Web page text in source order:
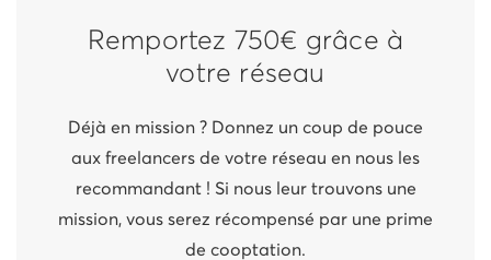
Remportez 750€ grâce à
votre réseau
Déjà en mission ? Donnez un coup de pouce
aux freelancers de votre réseau en nous les
recommandant ! Si nous leur trouvons une
mission, vous serez récompensé par une prime
de cooptation.